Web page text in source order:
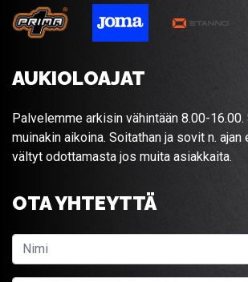
AUKIOLOAJAT
Palvelemme arkisin vähintään 8.00-
muinakin aikoina. Soitathan ja sovit n. ajan
vältyt odottamasta jos muita asiakkaita.
OTA YHTEYTTÄ